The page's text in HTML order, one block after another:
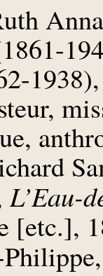
L’Eau-
[etc.],